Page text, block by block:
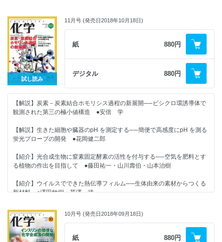
測しよう！──双極子モーメントの巻
●矢野将文
◆化学ナンバープレイス
◆化学の本だな 書評・新刊紹介
◆化学掲示板（11月）
◆編集室から
＜注目の論文＞
究極の絶縁分子を創成する／無限にリサイクル可能なプラスチック／収率
＜最新のトピックス＞
合成／不斉有機分子触媒としてのアルデヒド／不凍活性物質開発の最新動
向
憲・竹内 理
〔コラム〕お隣さんから見た本庶先生──ノーベル生理学・医学賞受賞に
寄せて ●岩田 想
【研究物語】アゾ系カチオン性ラジカル重合開始剤の開発──細胞毒性の
ない蛍光ナノゲル温度計を目指して ●内山聖一・徳山英利
【Report】［京都大学総合博物館2018年度企画展／福井謙一博士生誕百
ノーベル賞化学者を育んだ教室──応用をやるには，基礎をやれ ●『化
学』編集部
☆企業のカガク研究最前線☆
田直晃
★化学の本だな 著者インタビュー★
★好評連載★
試し読み
11月号 (発売日2018年10月18日)
紙 880円
デジタル 880円
【解説】炭素－炭素結合ホモリシス過程の新展開──ビシクロ環誘導体で
観測された第三の極小値構造 ●安倍 学
【解説】生きた細胞や臓器のpH を測定する──簡便で高感度にpH を測る
蛍光プローブの開発 ●花岡健二郎
【紹介】光合成生物に窒素固定酵素の活性を付与する──空気を肥料とす
る植物の作出を目指して ●藤田祐一・山川壽伯・山本治樹
【紹介】ウイルスでできた熱伝導フィルム──生体由来の素材からつくる
新材料 ●澤田敏樹・芹澤 武
★好評連載★
◆カガクへの視点 やりたいことを見つける方法 ●島岡 要
10月号 (発売日2018年09月18日)
紙 880円